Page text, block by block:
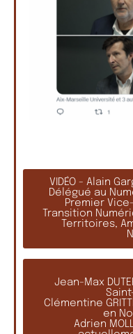
VIDÉO - Alain
Délégué au
Premier
Transition
Territoires,
Jean-Max
Clémentine
en
Adrien